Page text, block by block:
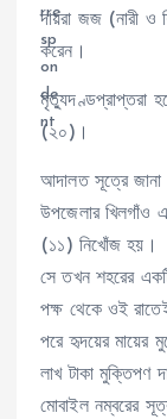
দায়রা জজ (নারী ও
করেন।
মৃত্যুদণ্ডপ্রাপ্তরা
(২০)।
আদালত সূত্রে
উপজেলার খিলগাঁও
(১১) নিখোঁজ হয়।
সে তখন শহরের একটি
পক্ষ থেকে ওই
পরে হৃদয়ের মায়ের
লাখ টাকা মুক্তিপণ
মোবাইল নম্বরের